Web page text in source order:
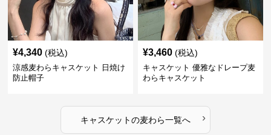
¥4,340 (税込)
涼感麦わらキャスケット 日焼け
防止帽子
¥3,460 (税込)
キャスケット 優雅なドレープ麦
わらキャスケット
キャスケットの麦わら一覧へ ›